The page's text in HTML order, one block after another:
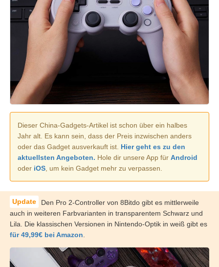
Dieser China-Gadgets-Artikel ist schon über ein halbes
Jahr alt. Es kann sein, dass der Preis inzwischen anders
oder das Gadget ausverkauft ist. Hier geht es zu den
aktuellsten Angeboten. Hole dir unsere App für Android
oder iOS , um kein Gadget mehr zu verpassen.
Den Pro 2-Controller von 8Bitdo gibt es mittlerweile
auch in weiteren Farbvarianten in transparentem Schwarz und
Lila. Die klassischen Versionen in Nintendo-Optik in weiß gibt es
für 49,99€ bei Amazon